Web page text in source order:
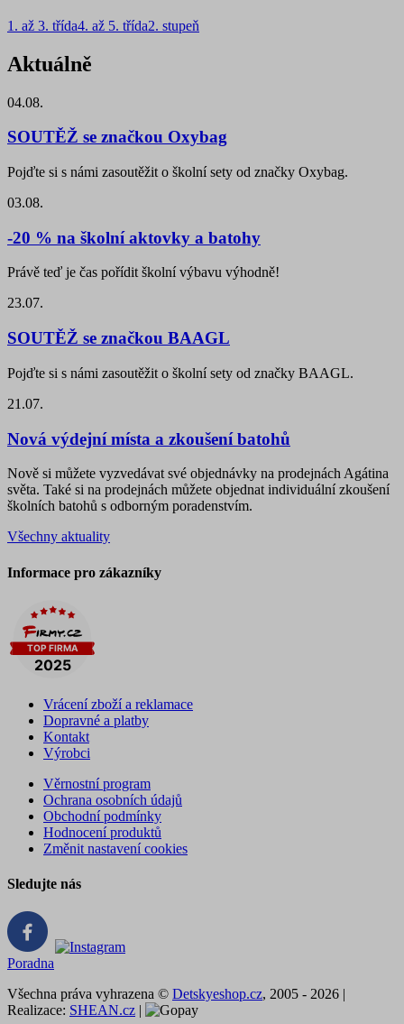
1. až 3. třída4. až 5. třída2. stupeň
Aktuálně
04.08.
SOUTĚŽ se značkou Oxybag
Pojďte si s námi zasoutěžit o školní sety od značky Oxybag.
03.08.
-20 % na školní aktovky a batohy
Právě teď je čas pořídit školní výbavu výhodně!
23.07.
SOUTĚŽ se značkou BAAGL
Pojďte si s námi zasoutěžit o školní sety od značky BAAGL.
21.07.
Nová výdejní místa a zkoušení batohů
Nově si můžete vyzvedávat své objednávky na prodejnách Agátina
světa. Také si na prodejnách můžete objednat individuální zkoušení
školních batohů s odborným poradenstvím.
Všechny aktuality
Informace pro zákazníky
Vrácení zboží a reklamace
Dopravné a platby
Kontakt
Výrobci
Věrnostní program
Ochrana osobních údajů
Obchodní podmínky
Hodnocení produktů
Změnit nastavení cookies
Sledujte nás
Poradna
Všechna práva vyhrazena © Detskyeshop.cz, 2005 - 2026 |
Realizace: SHEAN.cz |